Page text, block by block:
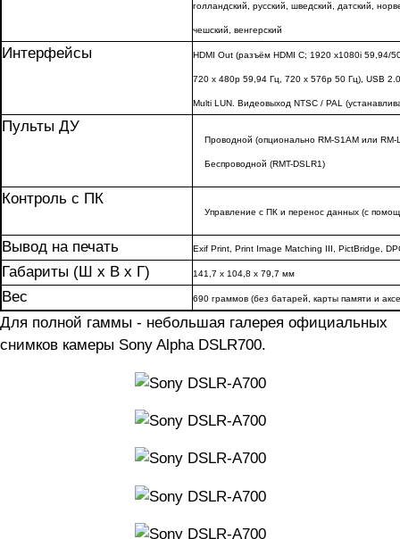
голландский, русский, шведский, датский,
чешский, венгерский
Интерфейсы HDMI Out (разъём HDMI C; 1920 x1080i 59,94/
720 x 480p 59,94 Гц, 720 x 576p 50 Гц), USB
Multi LUN. Видеовыход NTSC / PAL
Пульты ДУ
Проводной (опционально RM-S1AM или RM-
Беспроводной (RMT-DSLR1)
Контроль с ПК
Управление с ПК и перенос данных (с
Вывод на печать Exif Print, Print Image Matching III, PictBridge,
Габариты (Ш x В x Г) 141,7 x 104,8 x 79,7 мм
Вес 690 граммов (без батарей, карты памяти и
Для полной гаммы - небольшая галерея официальных
снимков камеры Sony Alpha DSLR700.